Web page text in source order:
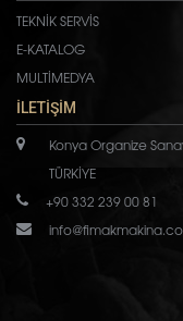
TEKNİK SERVİS
E-KATALOG
MULTİMEDYA
İLETİŞİM
Konya Organize
TÜRKİYE
+90 332 239 00 81